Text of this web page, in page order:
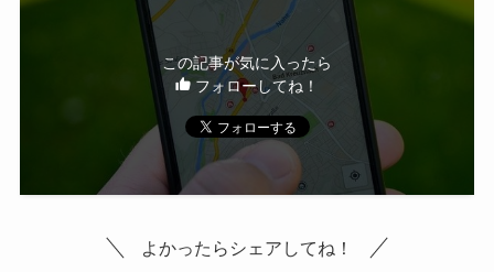
この記事が気に入ったら
フォローしてね！
よかったらシェアしてね！